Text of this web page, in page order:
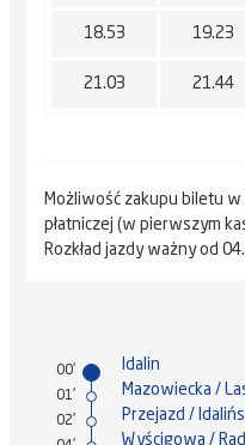
18.53 19.23
21.03 21.44
Możliwość zakupu biletu
płatniczej (w pierwszym
Rozkład jazdy ważny od
00' Idalin
01' Mazowiecka /
02' Przejazd /
Wyścigowa /